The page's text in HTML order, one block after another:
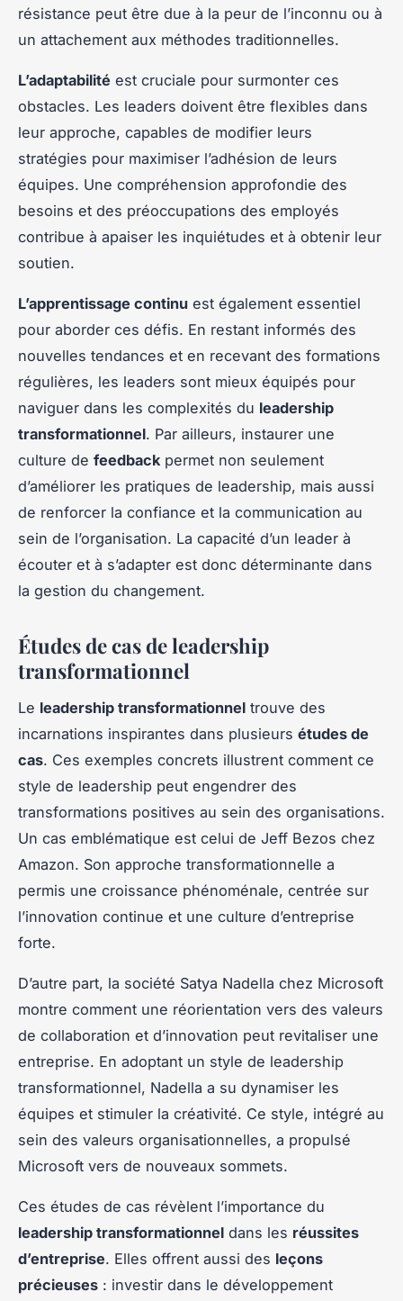
résistance peut être due à la peur de l’inconnu ou à
un attachement aux méthodes traditionnelles.
L’adaptabilité est cruciale pour surmonter ces
obstacles. Les leaders doivent être flexibles dans
leur approche, capables de modifier leurs
stratégies pour maximiser l’adhésion de leurs
équipes. Une compréhension approfondie des
besoins et des préoccupations des employés
contribue à apaiser les inquiétudes et à obtenir leur
soutien.
L’apprentissage continu est également essentiel
pour aborder ces défis. En restant informés des
nouvelles tendances et en recevant des formations
régulières, les leaders sont mieux équipés pour
naviguer dans les complexités du leadership
transformationnel. Par ailleurs, instaurer une
culture de feedback permet non seulement
d’améliorer les pratiques de leadership, mais aussi
de renforcer la confiance et la communication au
sein de l’organisation. La capacité d’un leader à
écouter et à s’adapter est donc déterminante dans
la gestion du changement.
Études de cas de leadership
transformationnel
Le leadership transformationnel trouve des
incarnations inspirantes dans plusieurs études de
cas. Ces exemples concrets illustrent comment ce
style de leadership peut engendrer des
transformations positives au sein des organisations.
Un cas emblématique est celui de Jeff Bezos chez
Amazon. Son approche transformationnelle a
permis une croissance phénoménale, centrée sur
l’innovation continue et une culture d’entreprise
forte.
D’autre part, la société Satya Nadella chez Microsoft
montre comment une réorientation vers des valeurs
de collaboration et d’innovation peut revitaliser une
entreprise. En adoptant un style de leadership
transformationnel, Nadella a su dynamiser les
équipes et stimuler la créativité. Ce style, intégré au
sein des valeurs organisationnelles, a propulsé
Microsoft vers de nouveaux sommets.
Ces études de cas révèlent l’importance du
leadership transformationnel dans les réussites
d’entreprise. Elles offrent aussi des leçons
précieuses : investir dans le développement